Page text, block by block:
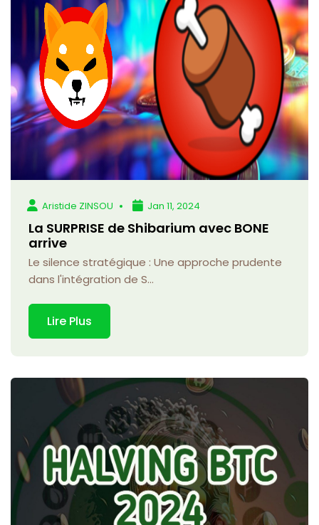
Aristide ZINSOU Jan 11, 2024
La SURPRISE de Shibarium avec BONE
arrive
Le silence stratégique : Une approche prudente
dans l'intégration de S...
Lire Plus